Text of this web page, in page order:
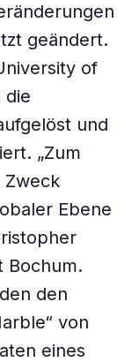
geändert.
of
die
und
„Zum
Zweck
Ebene
Bochum.
den
von
eines